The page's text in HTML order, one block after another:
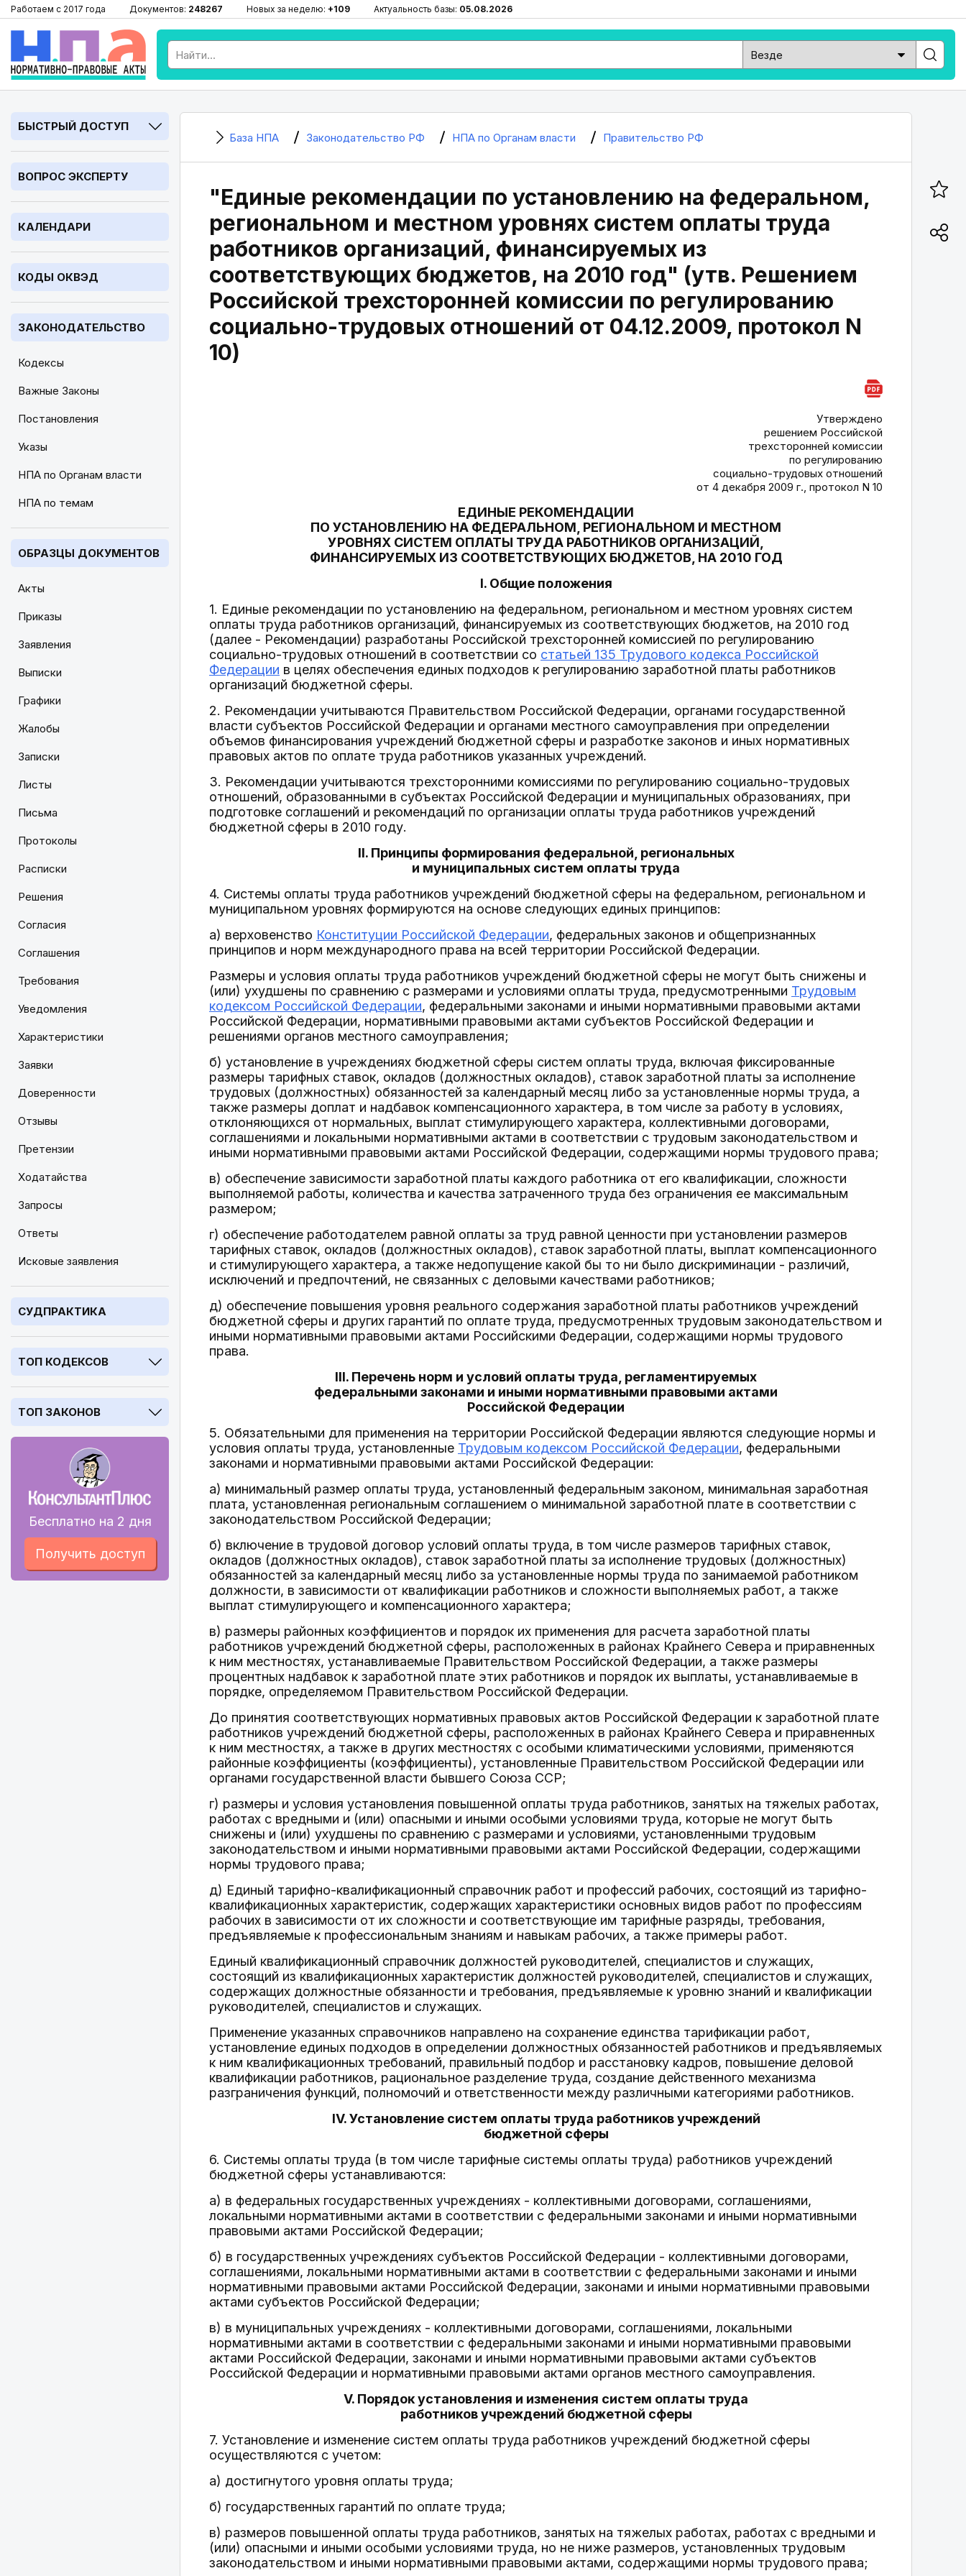
Работаем с 2017 года Документов: 248267 Новых за неделю: +109 Актуальность базы: 05.08.2026
БЫСТРЫЙ ДОСТУП
ВОПРОС ЭКСПЕРТУ
КАЛЕНДАРИ
КОДЫ ОКВЭД
ЗАКОНОДАТЕЛЬСТВО
Кодексы
Важные Законы
Постановления
Указы
НПА по Органам власти
НПА по темам
ОБРАЗЦЫ ДОКУМЕНТОВ
Акты
Приказы
Заявления
Выписки
Графики
Жалобы
Записки
Листы
Письма
Протоколы
Расписки
Решения
Согласия
Соглашения
Требования
Уведомления
Характеристики
Заявки
Доверенности
Отзывы
Претензии
Ходатайства
Запросы
Ответы
Исковые заявления
СУДПРАКТИКА
ТОП КОДЕКСОВ
ТОП ЗАКОНОВ
Бесплатно на 2 дня
Получить доступ
База НПА Законодательство РФ НПА по Органам власти Правительство РФ
"Единые рекомендации по установлению на федеральном,
региональном и местном уровнях систем оплаты труда
работников организаций, финансируемых из
соответствующих бюджетов, на 2010 год" (утв. Решением
Российской трехсторонней комиссии по регулированию
социально-трудовых отношений от 04.12.2009, протокол N
10)
Утверждено
решением Российской
трехсторонней комиссии
по регулированию
социально-трудовых отношений
от 4 декабря 2009 г., протокол N 10
ЕДИНЫЕ РЕКОМЕНДАЦИИ
ПО УСТАНОВЛЕНИЮ НА ФЕДЕРАЛЬНОМ, РЕГИОНАЛЬНОМ И МЕСТНОМ
УРОВНЯХ СИСТЕМ ОПЛАТЫ ТРУДА РАБОТНИКОВ ОРГАНИЗАЦИЙ,
ФИНАНСИРУЕМЫХ ИЗ СООТВЕТСТВУЮЩИХ БЮДЖЕТОВ, НА 2010 ГОД
I. Общие положения
1. Единые рекомендации по установлению на федеральном, региональном и местном уровнях систем
оплаты труда работников организаций, финансируемых из соответствующих бюджетов, на 2010 год
(далее - Рекомендации) разработаны Российской трехсторонней комиссией по регулированию
социально-трудовых отношений в соответствии со статьей 135 Трудового кодекса Российской
Федерации в целях обеспечения единых подходов к регулированию заработной платы работников
организаций бюджетной сферы.
2. Рекомендации учитываются Правительством Российской Федерации, органами государственной
власти субъектов Российской Федерации и органами местного самоуправления при определении
объемов финансирования учреждений бюджетной сферы и разработке законов и иных нормативных
правовых актов по оплате труда работников указанных учреждений.
3. Рекомендации учитываются трехсторонними комиссиями по регулированию социально-трудовых
отношений, образованными в субъектах Российской Федерации и муниципальных образованиях, при
подготовке соглашений и рекомендаций по организации оплаты труда работников учреждений
бюджетной сферы в 2010 году.
II. Принципы формирования федеральной, региональных
и муниципальных систем оплаты труда
4. Системы оплаты труда работников учреждений бюджетной сферы на федеральном, региональном и
муниципальном уровнях формируются на основе следующих единых принципов:
а) верховенство Конституции Российской Федерации, федеральных законов и общепризнанных
принципов и норм международного права на всей территории Российской Федерации.
Размеры и условия оплаты труда работников учреждений бюджетной сферы не могут быть снижены и
(или) ухудшены по сравнению с размерами и условиями оплаты труда, предусмотренными Трудовым
кодексом Российской Федерации, федеральными законами и иными нормативными правовыми актами
Российской Федерации, нормативными правовыми актами субъектов Российской Федерации и
решениями органов местного самоуправления;
б) установление в учреждениях бюджетной сферы систем оплаты труда, включая фиксированные
размеры тарифных ставок, окладов (должностных окладов), ставок заработной платы за исполнение
трудовых (должностных) обязанностей за календарный месяц либо за установленные нормы труда, а
также размеры доплат и надбавок компенсационного характера, в том числе за работу в условиях,
отклоняющихся от нормальных, выплат стимулирующего характера, коллективными договорами,
соглашениями и локальными нормативными актами в соответствии с трудовым законодательством и
иными нормативными правовыми актами Российской Федерации, содержащими нормы трудового права;
в) обеспечение зависимости заработной платы каждого работника от его квалификации, сложности
выполняемой работы, количества и качества затраченного труда без ограничения ее максимальным
размером;
г) обеспечение работодателем равной оплаты за труд равной ценности при установлении размеров
тарифных ставок, окладов (должностных окладов), ставок заработной платы, выплат компенсационного
и стимулирующего характера, а также недопущение какой бы то ни было дискриминации - различий,
исключений и предпочтений, не связанных с деловыми качествами работников;
д) обеспечение повышения уровня реального содержания заработной платы работников учреждений
бюджетной сферы и других гарантий по оплате труда, предусмотренных трудовым законодательством и
иными нормативными правовыми актами Российскими Федерации, содержащими нормы трудового
права.
III. Перечень норм и условий оплаты труда, регламентируемых
федеральными законами и иными нормативными правовыми актами
Российской Федерации
5. Обязательными для применения на территории Российской Федерации являются следующие нормы и
условия оплаты труда, установленные Трудовым кодексом Российской Федерации, федеральными
законами и нормативными правовыми актами Российской Федерации:
а) минимальный размер оплаты труда, установленный федеральным законом, минимальная заработная
плата, установленная региональным соглашением о минимальной заработной плате в соответствии с
законодательством Российской Федерации;
б) включение в трудовой договор условий оплаты труда, в том числе размеров тарифных ставок,
окладов (должностных окладов), ставок заработной платы за исполнение трудовых (должностных)
обязанностей за календарный месяц либо за установленные нормы труда по занимаемой работником
должности, в зависимости от квалификации работников и сложности выполняемых работ, а также
выплат стимулирующего и компенсационного характера;
в) размеры районных коэффициентов и порядок их применения для расчета заработной платы
работников учреждений бюджетной сферы, расположенных в районах Крайнего Севера и приравненных
к ним местностях, устанавливаемые Правительством Российской Федерации, а также размеры
процентных надбавок к заработной плате этих работников и порядок их выплаты, устанавливаемые в
порядке, определяемом Правительством Российской Федерации.
До принятия соответствующих нормативных правовых актов Российской Федерации к заработной плате
работников учреждений бюджетной сферы, расположенных в районах Крайнего Севера и приравненных
к ним местностях, а также в других местностях с особыми климатическими условиями, применяются
районные коэффициенты (коэффициенты), установленные Правительством Российской Федерации или
органами государственной власти бывшего Союза ССР;
г) размеры и условия установления повышенной оплаты труда работников, занятых на тяжелых работах,
работах с вредными и (или) опасными и иными особыми условиями труда, которые не могут быть
снижены и (или) ухудшены по сравнению с размерами и условиями, установленными трудовым
законодательством и иными нормативными правовыми актами Российской Федерации, содержащими
нормы трудового права;
д) Единый тарифно-квалификационный справочник работ и профессий рабочих, состоящий из тарифно-
квалификационных характеристик, содержащих характеристики основных видов работ по профессиям
рабочих в зависимости от их сложности и соответствующие им тарифные разряды, требования,
предъявляемые к профессиональным знаниям и навыкам рабочих, а также примеры работ.
Единый квалификационный справочник должностей руководителей, специалистов и служащих,
состоящий из квалификационных характеристик должностей руководителей, специалистов и служащих,
содержащих должностные обязанности и требования, предъявляемые к уровню знаний и квалификации
руководителей, специалистов и служащих.
Применение указанных справочников направлено на сохранение единства тарификации работ,
установление единых подходов в определении должностных обязанностей работников и предъявляемых
к ним квалификационных требований, правильный подбор и расстановку кадров, повышение деловой
квалификации работников, рациональное разделение труда, создание действенного механизма
разграничения функций, полномочий и ответственности между различными категориями работников.
IV. Установление систем оплаты труда работников учреждений
бюджетной сферы
6. Системы оплаты труда (в том числе тарифные системы оплаты труда) работников учреждений
бюджетной сферы устанавливаются:
а) в федеральных государственных учреждениях - коллективными договорами, соглашениями,
локальными нормативными актами в соответствии с федеральными законами и иными нормативными
правовыми актами Российской Федерации;
б) в государственных учреждениях субъектов Российской Федерации - коллективными договорами,
соглашениями, локальными нормативными актами в соответствии с федеральными законами и иными
нормативными правовыми актами Российской Федерации, законами и иными нормативными правовыми
актами субъектов Российской Федерации;
в) в муниципальных учреждениях - коллективными договорами, соглашениями, локальными
нормативными актами в соответствии с федеральными законами и иными нормативными правовыми
актами Российской Федерации, законами и иными нормативными правовыми актами субъектов
Российской Федерации и нормативными правовыми актами органов местного самоуправления.
V. Порядок установления и изменения систем оплаты труда
работников учреждений бюджетной сферы
7. Установление и изменение систем оплаты труда работников учреждений бюджетной сферы
осуществляются с учетом:
а) достигнутого уровня оплаты труда;
б) государственных гарантий по оплате труда;
в) размеров повышенной оплаты труда работников, занятых на тяжелых работах, работах с вредными и
(или) опасными и иными особыми условиями труда, но не ниже размеров, установленных трудовым
законодательством и иными нормативными правовыми актами, содержащими нормы трудового права;